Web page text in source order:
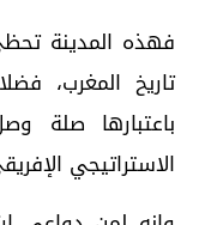
فهذه المدينة
تاريخ المغرب،
باعتبارها صلة
الاستراتيجي